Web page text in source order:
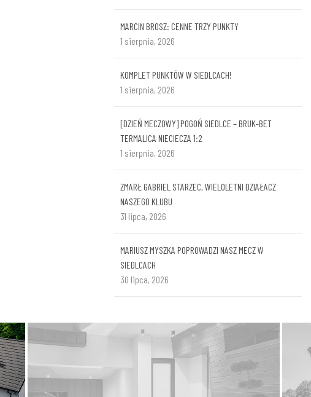
MARCIN BROSZ: CENNE TRZY PUNKTY
1 sierpnia, 2026
KOMPLET PUNKTÓW W SIEDLCACH!
1 sierpnia, 2026
[DZIEŃ MECZOWY] POGOŃ SIEDLCE – BRUK-BET
TERMALICA NIECIECZA 1:2
1 sierpnia, 2026
ZMARŁ GABRIEL STARZEC, WIELOLETNI DZIAŁACZ
NASZEGO KLUBU
31 lipca, 2026
MARIUSZ MYSZKA POPROWADZI NASZ MECZ W
SIEDLCACH
30 lipca, 2026